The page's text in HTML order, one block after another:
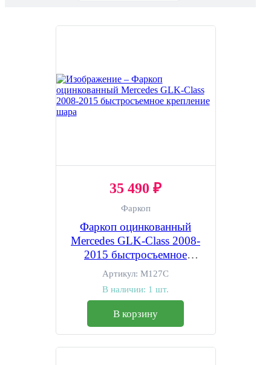
35 490 ₽
Фаркоп
Фаркоп оцинкованный
Mercedes GLK-Class 2008-
2015 быстросъемное
крепление шара
Артикул: M127C
В наличии: 1 шт.
В корзину